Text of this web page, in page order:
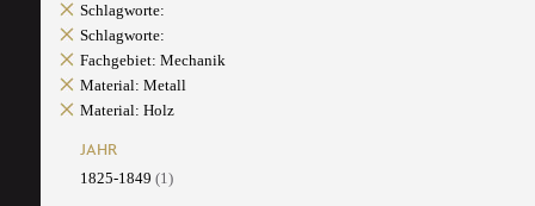
Schlagworte:
Schlagworte:
Fachgebiet: Mechanik
Material: Metall
Material: Holz
JAHR
1825-1849 (1)